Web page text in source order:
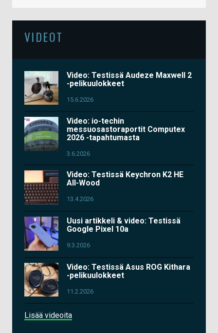
VIDEOT
Video: Testissä Audeze Maxwell 2
-pelikuulokkeet
15.6.2026
Video: io-techin
messuosastoraportit Computex
2026 -tapahtumasta
3.6.2026
Video: Testissä Keychron K2 HE
All-Wood
13.4.2026
Uusi artikkeli & video: Testissä
Google Pixel 10a
9.3.2026
Video: Testissä Asus ROG Kithara
-pelikuulokkeet
11.2.2026
Lisää videoita